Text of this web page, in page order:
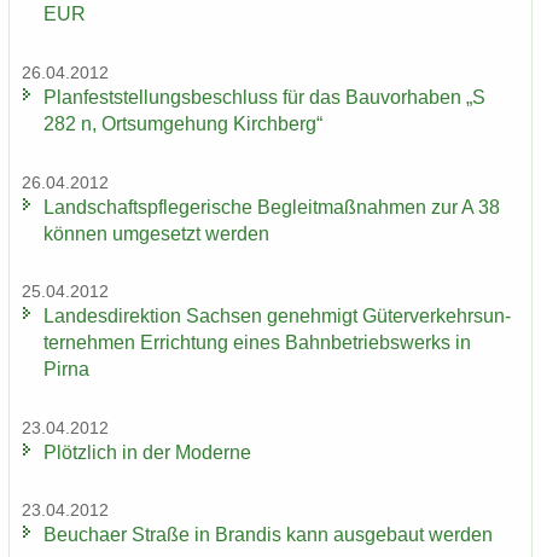
EUR
26.04.2012
Plan­fest­stel­lungs­be­schluss für das Bau­vor­ha­ben „S
282 n, Orts­um­ge­hung Kirch­berg“
26.04.2012
Land­schafts­pfle­ge­ri­sche Be­gleit­maß­nah­men zur A 38
kön­nen um­ge­setzt wer­den
25.04.2012
Lan­des­di­rek­ti­on Sach­sen ge­neh­migt Gü­ter­ver­kehrs­un­
ter­neh­men Er­rich­tung eines Bahn­be­triebs­werks in
Pirna
23.04.2012
Plötz­lich in der Mo­der­ne
23.04.2012
Beu­cha­er Stra­ße in Bran­dis kann aus­ge­baut wer­den